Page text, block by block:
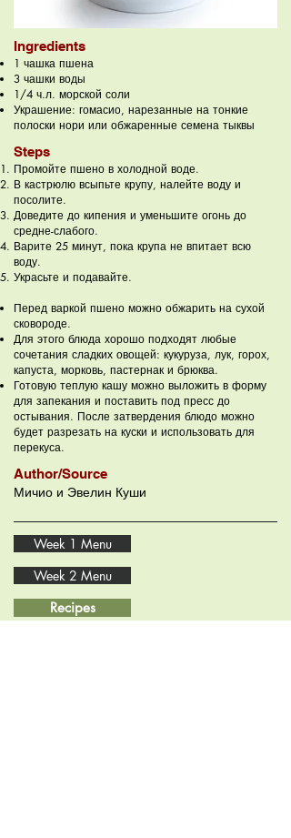
Ingredients
1 чашка пшена
3 чашки воды
1/4 ч.л. морской соли
Украшение: гомасио, нарезанные на тонкие
полоски нори или обжаренные семена тыквы
Steps
Промойте пшено в холодной воде.
В кастрюлю всыпьте крупу, налейте воду и
посолите.
Доведите до кипения и уменьшите огонь до
средне-слабого.
Варите 25 минут, пока крупа не впитает всю
воду.
Украсьте и подавайте.
Перед варкой пшено можно обжарить на сухой
сковороде.
Для этого блюда хорошо подходят любые
сочетания сладких овощей: кукуруза, лук, горох,
капуста, морковь, пастернак и брюква.
Готовую теплую кашу можно выложить в форму
для запекания и поставить под пресс до
остывания. После затвердения блюдо можно
будет разрезать на куски и использовать для
перекуса.
Author/Source
Мичио и Эвелин Куши
Week 1 Menu
Week 2 Menu
Recipes